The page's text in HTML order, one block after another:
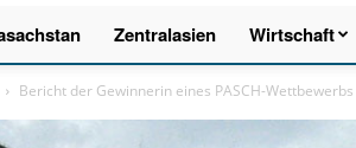
Zentralasien Wirtschaft
Bericht der Gewinnerin eines PASCH-Wettbewerbs